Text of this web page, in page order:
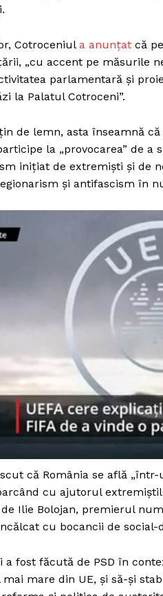
Cotroceniul a anunțat că
„cu accent pe măsurile
parlamentară și
la Palatul Cotroceni”.
de lemn, asta înseamnă
la „provocarea” de
inițiat de extremiști și de
și antifascism în
că România se află
cu ajutorul
Ilie Bolojan, premierul
cu bocancii de
a fost făcută de PSD în
mare din UE, și să-și